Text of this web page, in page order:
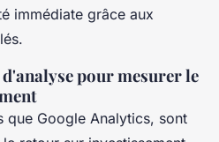
immédiate grâce aux
pour mesurer le
que Google Analytics, sont